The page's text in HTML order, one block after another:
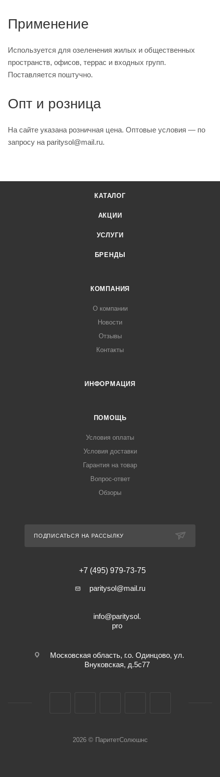
Применение
Используется для озеленения жилых и общественных
пространств, офисов, террас и входных групп.
Поставляется поштучно.
Опт и розница
На сайте указана розничная цена. Оптовые условия — по
запросу на paritysol@mail.ru.
КАТАЛОГ
АКЦИИ
УСЛУГИ
БРЕНДЫ
КОМПАНИЯ
О компании
Новости
Отзывы
Контакты
ИНФОРМАЦИЯ
ПОМОЩЬ
Условия оплаты
Условия доставки
Гарантия на товар
Вопрос-ответ
Обзоры
ПОДПИСАТЬСЯ НА РАССЫЛКУ
+7 (495) 979-73-75
paritysol@mail.ru
info@paritysol.
pro
Московская область, г.о. Одинцово, ул.
Внуковская, д.5с77
2026 © ПаритетСолюшнс